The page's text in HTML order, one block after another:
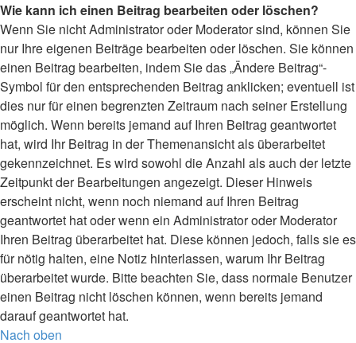
Wie kann ich einen Beitrag bearbeiten oder löschen?
Wenn Sie nicht Administrator oder Moderator sind, können Sie
nur Ihre eigenen Beiträge bearbeiten oder löschen. Sie können
einen Beitrag bearbeiten, indem Sie das „Ändere Beitrag“-
Symbol für den entsprechenden Beitrag anklicken; eventuell ist
dies nur für einen begrenzten Zeitraum nach seiner Erstellung
möglich. Wenn bereits jemand auf Ihren Beitrag geantwortet
hat, wird Ihr Beitrag in der Themenansicht als überarbeitet
gekennzeichnet. Es wird sowohl die Anzahl als auch der letzte
Zeitpunkt der Bearbeitungen angezeigt. Dieser Hinweis
erscheint nicht, wenn noch niemand auf Ihren Beitrag
geantwortet hat oder wenn ein Administrator oder Moderator
Ihren Beitrag überarbeitet hat. Diese können jedoch, falls sie es
für nötig halten, eine Notiz hinterlassen, warum Ihr Beitrag
überarbeitet wurde. Bitte beachten Sie, dass normale Benutzer
einen Beitrag nicht löschen können, wenn bereits jemand
darauf geantwortet hat.
Nach oben